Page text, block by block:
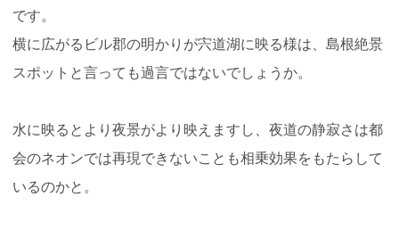
です。
横に広がるビル郡の明かりが宍道湖に映る様は、島根絶景
スポットと言っても過言ではないでしょうか。
水に映るとより夜景がより映えますし、夜道の静寂さは都
会のネオンでは再現できないことも相乗効果をもたらして
いるのかと。